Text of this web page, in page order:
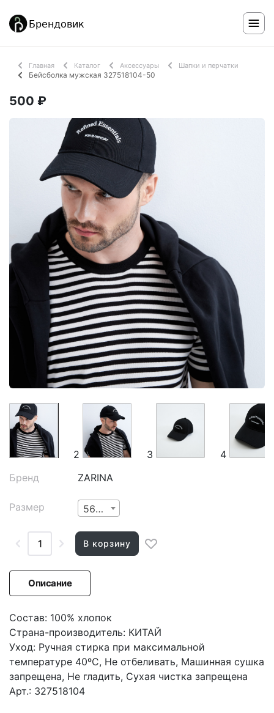
Главная Каталог Аксессуары Шапки и перчатки
Бейсболка мужская 327518104-50
500 ₽
2 3
4
Бренд
ZARINA
Размер 56-62
В корзину
Описание
Состав: 100% хлопок
Страна-производитель: КИТАЙ
Уход: Ручная стирка при максимальной
температуре 40ºС, Не отбеливать, Машинная сушка
запрещена, Не гладить, Сухая чистка запрещена
Арт.: 327518104